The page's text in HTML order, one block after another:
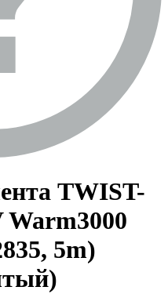
TWIST-
Warm3000
5m)